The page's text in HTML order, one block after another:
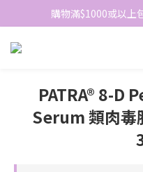
網站免費登記會員，
購物滿$1000或以上
網站免費登記會員，
PATRA® 8-D
Serum 類肉